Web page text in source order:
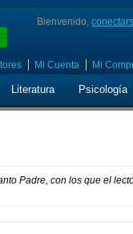
Bienvenido,
Mi Cuenta Mi
Literatura Psicología
Padre, con los que el